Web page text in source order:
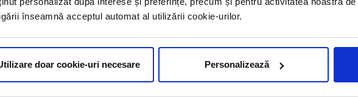
înseamnă acceptul automat al utilizării cookie-urilor.
doar cookie-uri necesare Personalizează